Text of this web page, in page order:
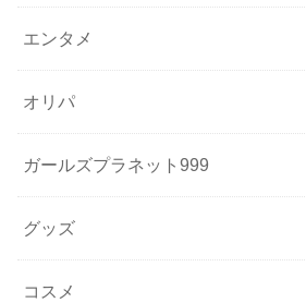
エンタメ
オリパ
ガールズプラネット999
グッズ
コスメ